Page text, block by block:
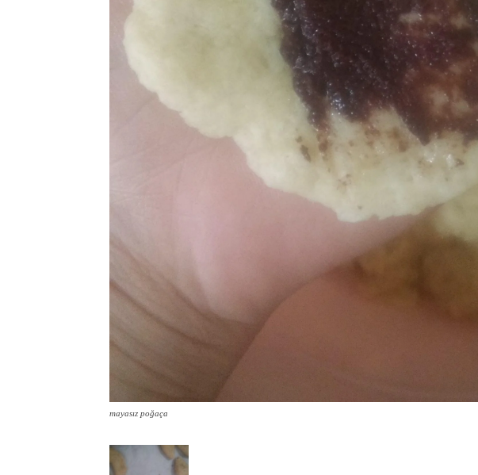
mayasız poğaça